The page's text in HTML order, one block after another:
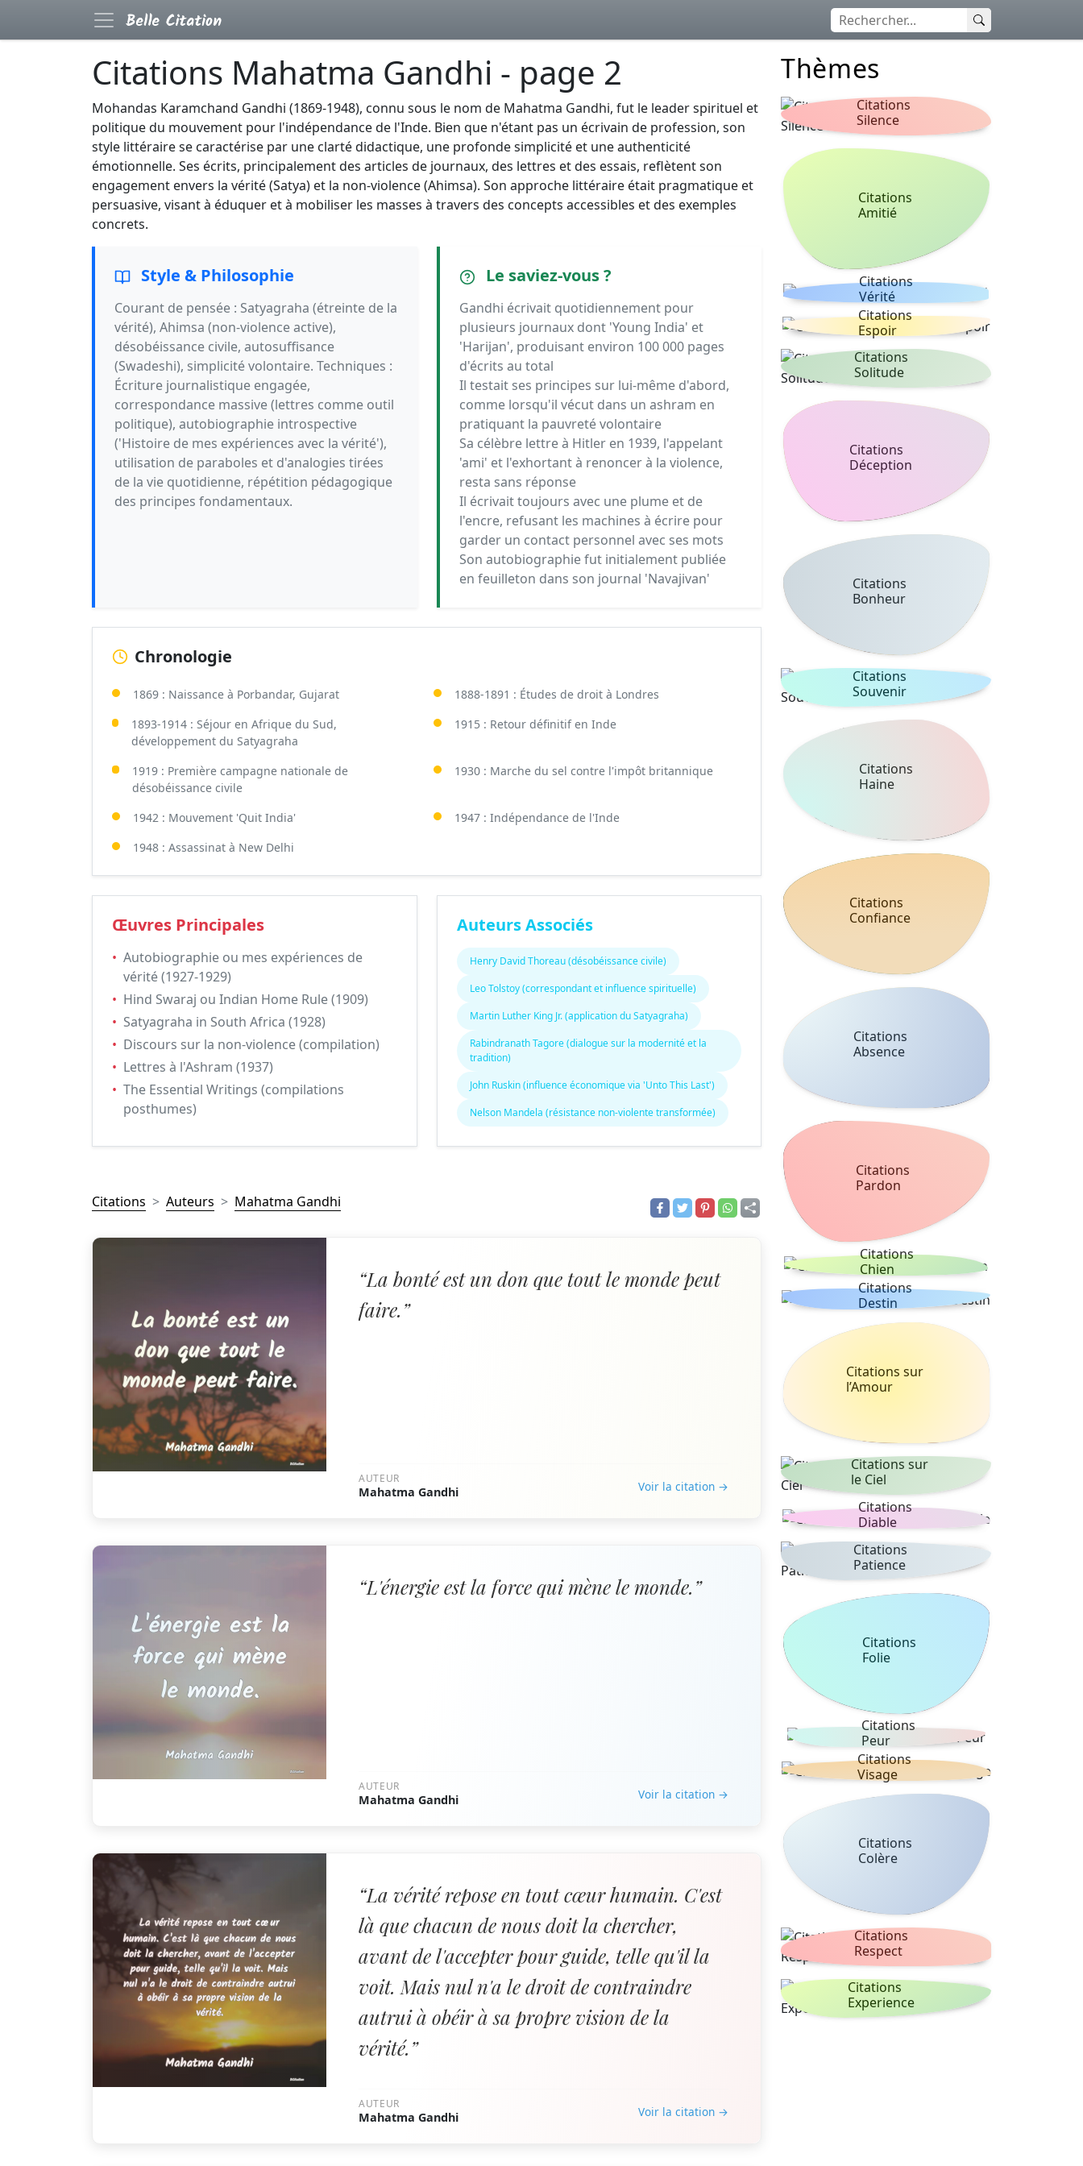
Citations Mahatma Gandhi - page 2
Mohandas Karamchand Gandhi (1869-1948), connu sous le nom de Mahatma Gandhi, fut le leader spirituel et
politique du mouvement pour l'indépendance de l'Inde. Bien que n'étant pas un écrivain de profession, son
style littéraire se caractérise par une clarté didactique, une profonde simplicité et une authenticité
émotionnelle. Ses écrits, principalement des articles de journaux, des lettres et des essais, reflètent son
engagement envers la vérité (Satya) et la non-violence (Ahimsa). Son approche littéraire était pragmatique et
persuasive, visant à éduquer et à mobiliser les masses à travers des concepts accessibles et des exemples
concrets.
Style & Philosophie
Courant de pensée : Satyagraha (étreinte de la
vérité), Ahimsa (non-violence active),
désobéissance civile, autosuffisance
(Swadeshi), simplicité volontaire. Techniques :
Écriture journalistique engagée,
correspondance massive (lettres comme outil
politique), autobiographie introspective
('Histoire de mes expériences avec la vérité'),
utilisation de paraboles et d'analogies tirées
de la vie quotidienne, répétition pédagogique
des principes fondamentaux.
Le saviez-vous ?
Gandhi écrivait quotidiennement pour
plusieurs journaux dont 'Young India' et
'Harijan', produisant environ 100 000 pages
d'écrits au total
Il testait ses principes sur lui-même d'abord,
comme lorsqu'il vécut dans un ashram en
pratiquant la pauvreté volontaire
Sa célèbre lettre à Hitler en 1939, l'appelant
'ami' et l'exhortant à renoncer à la violence,
resta sans réponse
Il écrivait toujours avec une plume et de
l'encre, refusant les machines à écrire pour
garder un contact personnel avec ses mots
Son autobiographie fut initialement publiée
en feuilleton dans son journal 'Navajivan'
Chronologie
1869 : Naissance à Porbandar, Gujarat
1888-1891 : Études de droit à Londres
1893-1914 : Séjour en Afrique du Sud,
développement du Satyagraha
1915 : Retour définitif en Inde
1919 : Première campagne nationale de
désobéissance civile
1930 : Marche du sel contre l'impôt britannique
1942 : Mouvement 'Quit India'
1947 : Indépendance de l'Inde
1948 : Assassinat à New Delhi
Œuvres Principales
• Autobiographie ou mes expériences de
vérité (1927-1929)
• Hind Swaraj ou Indian Home Rule (1909)
• Satyagraha in South Africa (1928)
• Discours sur la non-violence (compilation)
• Lettres à l'Ashram (1937)
• The Essential Writings (compilations
posthumes)
Auteurs Associés
Henry David Thoreau (désobéissance civile)
Leo Tolstoy (correspondant et influence spirituelle)
Martin Luther King Jr. (application du Satyagraha)
Rabindranath Tagore (dialogue sur la modernité et la
tradition)
John Ruskin (influence économique via 'Unto This Last')
Nelson Mandela (résistance non-violente transformée)
Citations Auteurs Mahatma Gandhi
“La bonté est un don que tout le monde peut
faire.”
AUTEUR
Mahatma Gandhi Voir la citation →
“L'énergie est la force qui mène le monde.”
AUTEUR
Mahatma Gandhi Voir la citation →
“La vérité repose en tout cœur humain. C'est
là que chacun de nous doit la chercher,
avant de l'accepter pour guide, telle qu'il la
voit. Mais nul n'a le droit de contraindre
autrui à obéir à sa propre vision de la
vérité.”
AUTEUR
Mahatma Gandhi Voir la citation →
Thèmes
Citations
Silence
Citations
Amitié
Citations
Vérité
Citations
Espoir
Citations
Solitude
Citations
Déception
Citations
Bonheur
Citations
Souvenir
Citations
Haine
Citations
Confiance
Citations
Absence
Citations
Pardon
Citations
Chien
Citations
Destin
Citations sur
l’Amour
Citations sur
le Ciel
Citations
Diable
Citations
Patience
Citations
Folie
Citations
Peur
Citations
Visage
Citations
Colère
Citations
Respect
Citations
Experience